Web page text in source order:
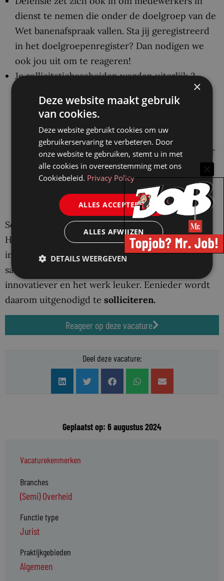
dienst te nemen die onder de doelgroep van de
Wet banenafspraak vallen. Sta jij geregistreerd
in het doelgroepenregister? Dan nodigen we
ook jou uit om te reageren!
Je sollicitatiebescheiden worden uiterlijk 3
selectieprocedure vernietigd. Deze termijn is
langer dan de standaardtermijn die de
Algemene verordening gegevensbescherming
voorschrijft. Deze langere termijn is nodig voor
het geval er door een interne kandidaat een
bezwaar- en/of beroepsprocedure wordt
Solliciteren?
Het Rijk hecht waarde aan een diverse en
inclusieve organisatie. Werken in divers
samengestelde teams maakt ons effectiever,
innovatiever en het werk leuker. Eenieder wordt
daarom uitgenodigd te solliciteren.
Reageer op deze vacature
Deel deze vacature:
Geplaatst op: 6 augustus 2024
Vacaturekenmerken
Branches
(Semi) Overheid
Functie type
Jurist
Praktijkgebieden
Algemeen
×
Deze website maakt gebruik
van cookies.
Deze website gebruikt cookies om uw
gebruikerservaring te verbeteren. Door
onze website te gebruiken, stemt u in met
alle cookies in overeenstemming met ons
Cookiebeleid. Privacy Policy
ALLES ACCEPTEREN
ALLES AFWIJZEN
DETAILS WEERGEVEN